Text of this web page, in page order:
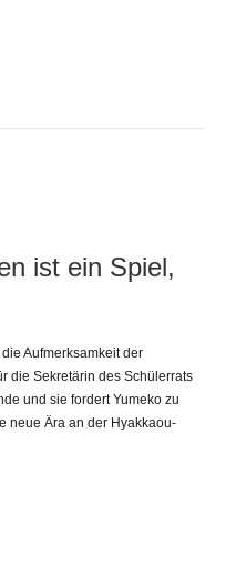
ist ein Spiel,
Aufmerksamkeit der
die Sekretärin des Schülerrats
und sie fordert Yumeko zu
neue Ära an der Hyakkaou-